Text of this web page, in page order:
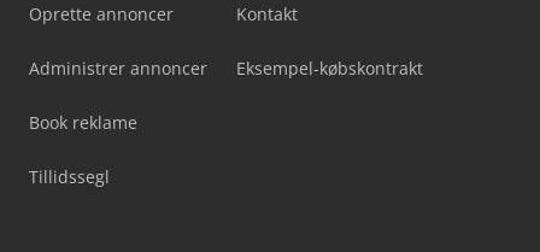
Oprette annoncer
Administrer annoncer
Book reklame
Tillidssegl
Kontakt
Eksempel-købskontrakt